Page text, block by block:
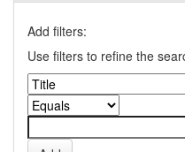
Add filters:
Use filters to refine the